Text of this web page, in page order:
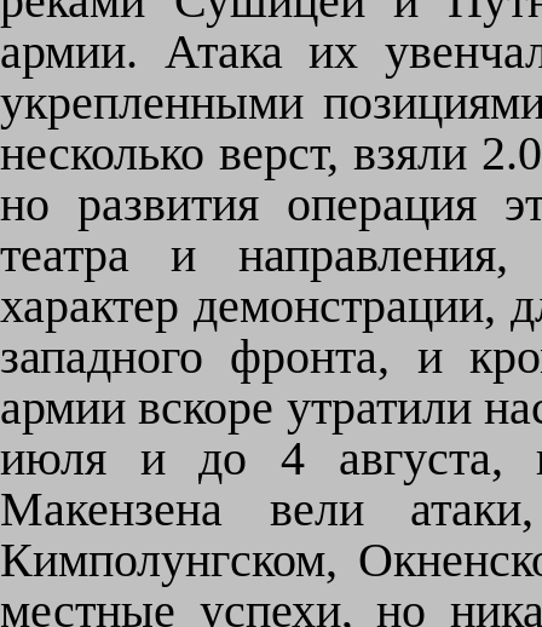
армии. Атака их
укрепленными
несколько верст, взяли
но развития операция
театра и
характер демонстрации,
западного фронта, и
армии вскоре утратили
июля и до 4 августа,
Макензена вели
Кимполунгском,
местные успехи, но